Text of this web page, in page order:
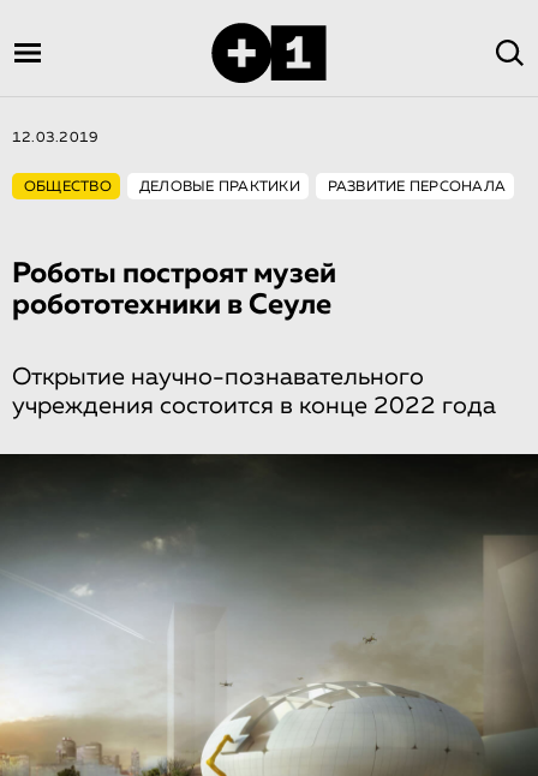
12.03.2019
ОБЩЕСТВО ДЕЛОВЫЕ ПРАКТИКИ РАЗВИТИЕ ПЕРСОНАЛА
Роботы построят музей
робототехники в Сеуле
Открытие научно-познавательного
учреждения состоится в конце 2022 года